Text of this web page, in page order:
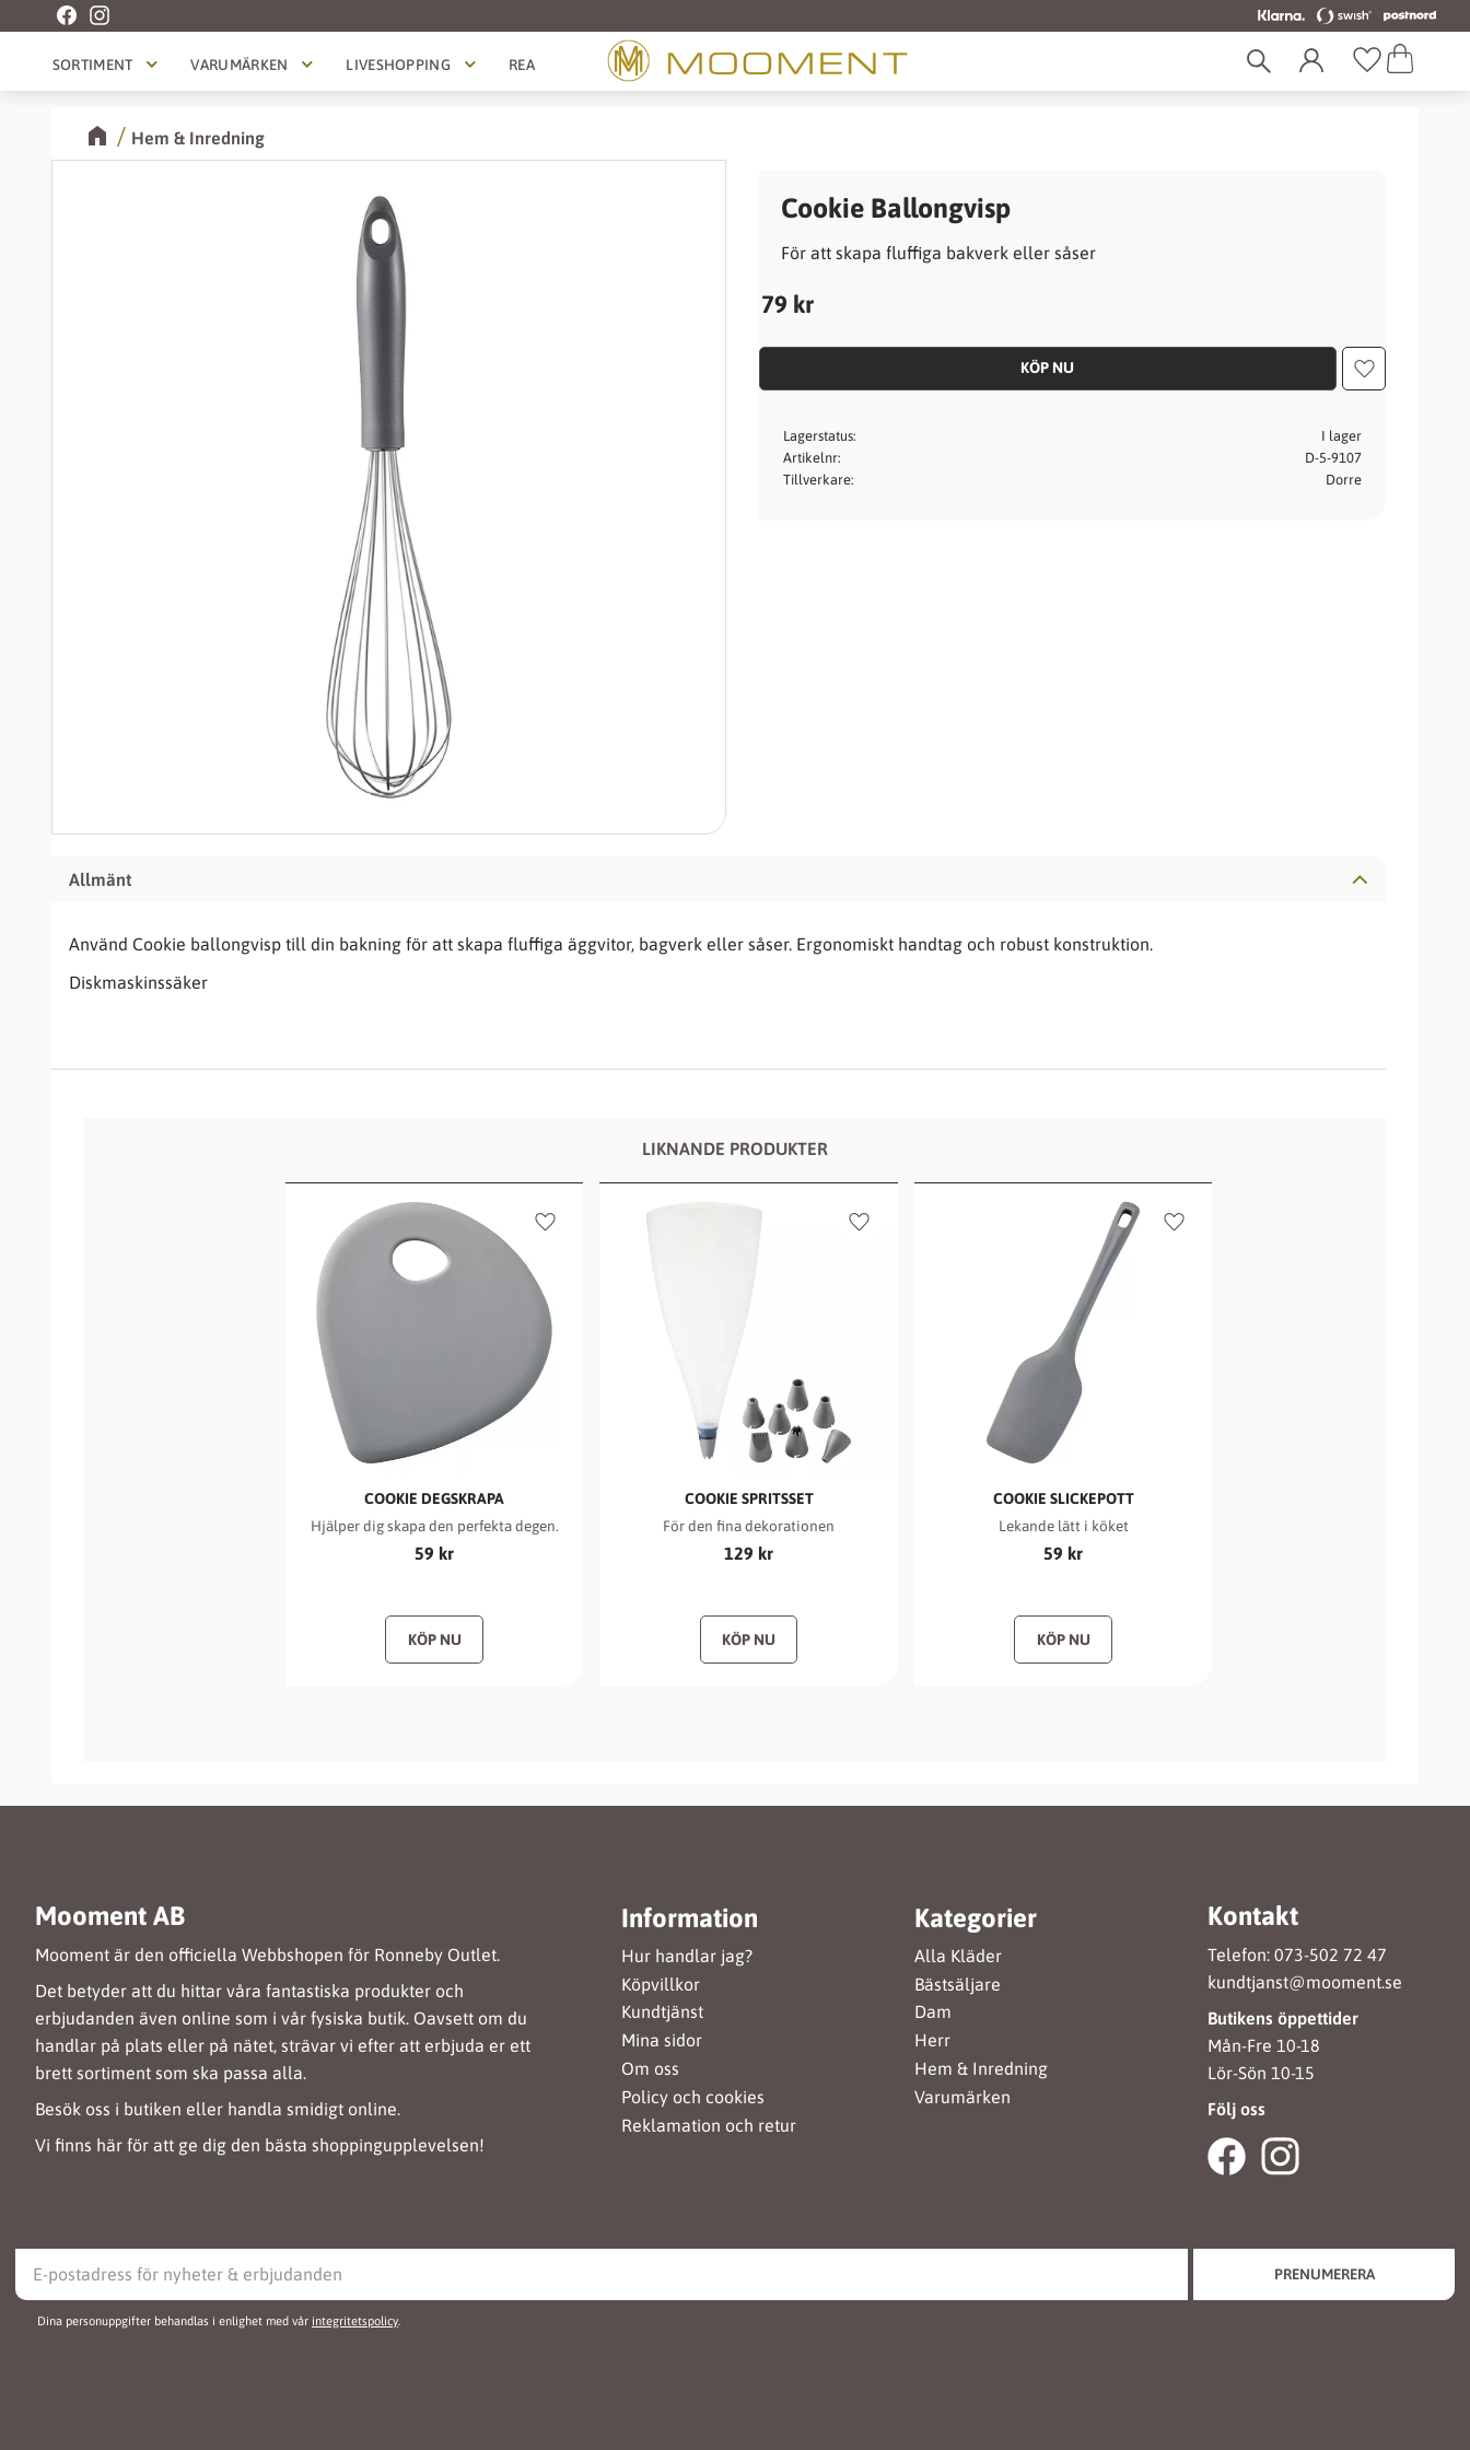
SORTIMENT VARUMÄRKEN LIVESHOPPING REA
Favoriter
Kundvagn
Hem & Inredning
Cookie Ballongvisp
För att skapa fluffiga bakverk eller såser
79 kr
Lägg till i
Lagerstatus
I lager
Artikelnr
D-5-9107
Tillverkare
Dorre
Allmänt
Använd Cookie ballongvisp till din bakning för att skapa fluffiga äggvitor, bagverk eller såser. Ergonomiskt handtag och robust konstruktion.
Diskmaskinssäker
LIKNANDE PRODUKTER
COOKIE DEGSKRAPA
Hjälper dig skapa den perfekta degen.
59 kr
Lägg till i favoriter
COOKIE SPRITSSET
För den fina dekorationen
129 kr
Lägg till i favoriter
COOKIE SLICKEPOTT
Lekande lätt i köket
59 kr
Lägg till i favoriter
Mooment AB
Mooment är den officiella Webbshopen för Ronneby Outlet.
Det betyder att du hittar våra fantastiska produkter och
erbjudanden även online som i vår fysiska butik. Oavsett om du
handlar på plats eller på nätet, strävar vi efter att erbjuda er ett
brett sortiment som ska passa alla.
Besök oss i butiken eller handla smidigt online.
Vi finns här för att ge dig den bästa shoppingupplevelsen!
Information
Hur handlar jag?
Köpvillkor
Kundtjänst
Mina sidor
Om oss
Policy och cookies
Reklamation och retur
Kategorier
Alla Kläder
Bästsäljare
Dam
Herr
Hem & Inredning
Varumärken
Kontakt
Telefon: 073-502 72 47
kundtjanst@mooment.se
Butikens öppettider
Mån-Fre 10-18
Lör-Sön 10-15
Följ oss
PRENUMERERA
Dina personuppgifter behandlas i enlighet med vår integritetspolicy